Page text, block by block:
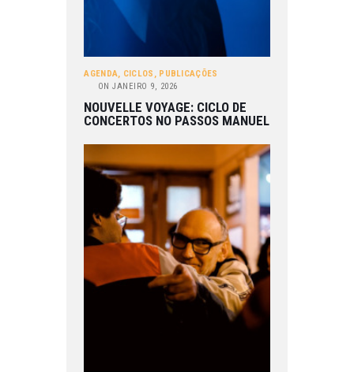
AGENDA, CICLOS , PUBLICAÇÕES
ON JANEIRO 9, 2026
NOUVELLE VOYAGE: CICLO DE
CONCERTOS NO PASSOS MANUEL